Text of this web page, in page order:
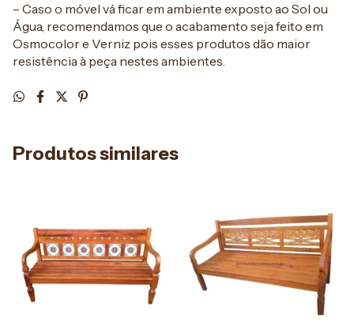
– Caso o móvel vá ficar em ambiente exposto ao Sol ou
Água, recomendamos que o acabamento seja feito em
Osmocolor e Verniz pois esses produtos dão maior
resistência à peça nestes ambientes.
Produtos similares